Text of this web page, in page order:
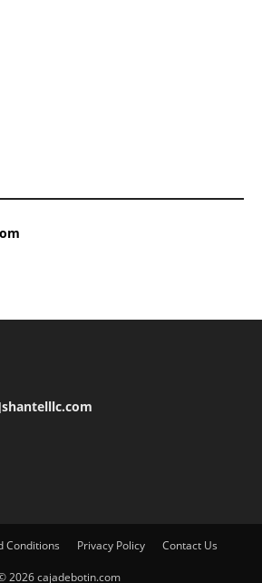
Conditions Privacy Policy Contact Us
2026 cajadebotin.com